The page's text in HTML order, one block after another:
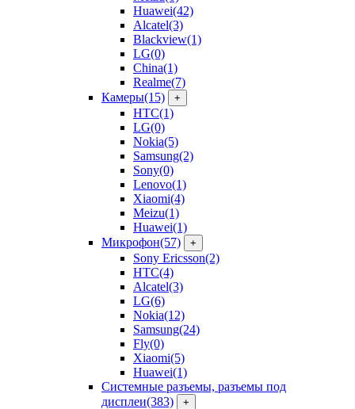
Huawei(42)
Alcatel(3)
Blackview(1)
LG(0)
China(1)
Realme(7)
Камеры(15) +
HTC(1)
LG(0)
Nokia(5)
Samsung(2)
Sony(0)
Lenovo(1)
Xiaomi(4)
Meizu(1)
Huawei(1)
Микрофон(57) +
Sony Ericsson(2)
HTC(4)
Alcatel(3)
LG(6)
Nokia(12)
Samsung(24)
Fly(0)
Xiaomi(5)
Huawei(1)
Системные разъемы, разъемы под
дисплеи(383) +